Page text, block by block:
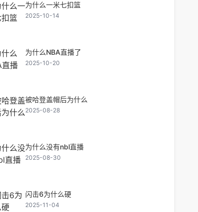
为什么一米七扣篮
2025-10-14
为什么NBA直播了
2025-10-20
被哈登盖帽后为什么
2025-08-28
为什么没有nbl直播
2025-08-30
闪击6为什么硬
2025-11-04